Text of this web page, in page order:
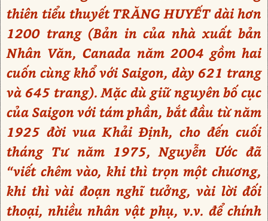
thiên tiểu thuyết TRĂNG HUYẾT dài hơn
1200 trang (Bản in của nhà xuất bản
Nhân Văn, Canada năm 2004 gồm hai
cuốn cùng khổ với Saigon, dày 621 trang
và 645 trang). Mặc dù giữ nguyên bố cục
của Saigon với tám phần, bắt đầu từ năm
1925 đời vua Khải Định, cho đến cuối
tháng Tư năm 1975, Nguyễn Ước đã
“viết chêm vào, khi thì trọn một chương,
khi thì vài đoạn nghĩ tưởng, vài lời đối
thoại, nhiều nhân vật phụ, v.v. để chính